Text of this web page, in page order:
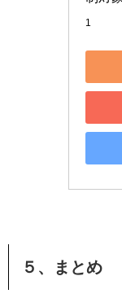
1
５、まとめ